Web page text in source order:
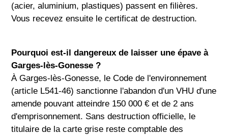
(acier, aluminium, plastiques) passent en filières.
Vous recevez ensuite le certificat de destruction.
Pourquoi est-il dangereux de laisser une épave à
Garges-lès-Gonesse ?
À Garges-lès-Gonesse, le Code de l'environnement
(article L541-46) sanctionne l'abandon d'un VHU d'une
amende pouvant atteindre 150 000 € et de 2 ans
d'emprisonnement. Sans destruction officielle, le
titulaire de la carte grise reste comptable des